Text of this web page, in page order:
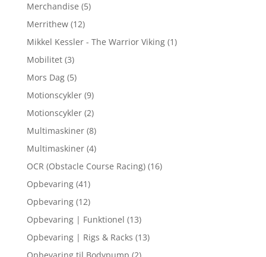
Merchandise (5)
Merrithew (12)
Mikkel Kessler - The Warrior Viking (1)
Mobilitet (3)
Mors Dag (5)
Motionscykler (9)
Motionscykler (2)
Multimaskiner (8)
Multimaskiner (4)
OCR (Obstacle Course Racing) (16)
Opbevaring (41)
Opbevaring (12)
Opbevaring | Funktionel (13)
Opbevaring | Rigs & Racks (13)